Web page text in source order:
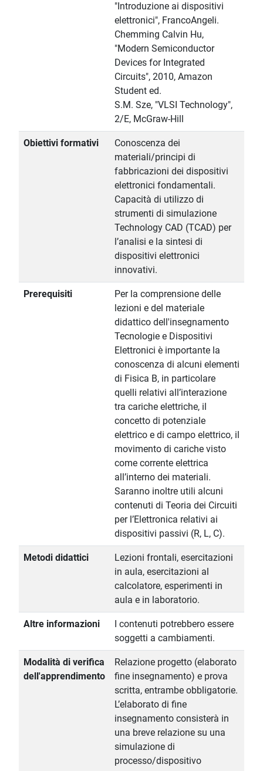
"Introduzione ai dispositivi
elettronici", FrancoAngeli.
Chemming Calvin Hu,
"Modern Semiconductor
Devices for Integrated
Circuits", 2010, Amazon
Student ed.
S.M. Sze, "VLSI Technology",
2/E, McGraw-Hill
Obiettivi formativi
Conoscenza dei
materiali/principi di
fabbricazioni dei dispositivi
elettronici fondamentali.
Capacità di utilizzo di
strumenti di simulazione
Technology CAD (TCAD) per
l’analisi e la sintesi di
dispositivi elettronici
innovativi.
Prerequisiti
Per la comprensione delle
lezioni e del materiale
didattico dell'insegnamento
Tecnologie e Dispositivi
Elettronici è importante la
conoscenza di alcuni elementi
di Fisica B, in particolare
quelli relativi all’interazione
tra cariche elettriche, il
concetto di potenziale
elettrico e di campo elettrico, il
movimento di cariche visto
come corrente elettrica
all’interno dei materiali.
Saranno inoltre utili alcuni
contenuti di Teoria dei Circuiti
per l’Elettronica relativi ai
dispositivi passivi (R, L, C).
Metodi didattici
Lezioni frontali, esercitazioni
in aula, esercitazioni al
calcolatore, esperimenti in
aula e in laboratorio.
Altre informazioni
I contenuti potrebbero essere
soggetti a cambiamenti.
Modalità di verifica
dell'apprendimento
Relazione progetto (elaborato
fine insegnamento) e prova
scritta, entrambe obbligatorie.
L’elaborato di fine
insegnamento consisterà in
una breve relazione su una
simulazione di
processo/dispositivo